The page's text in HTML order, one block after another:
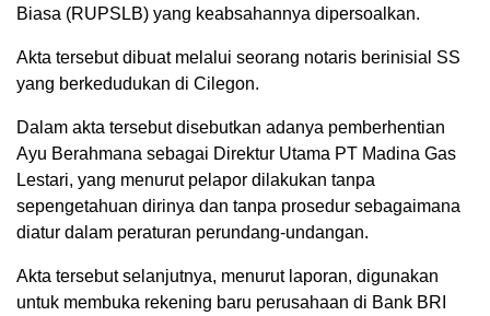
Biasa (RUPSLB) yang keabsahannya dipersoalkan.
Akta tersebut dibuat melalui seorang notaris berinisial SS
yang berkedudukan di Cilegon.
Dalam akta tersebut disebutkan adanya pemberhentian
Ayu Berahmana sebagai Direktur Utama PT Madina Gas
Lestari, yang menurut pelapor dilakukan tanpa
sepengetahuan dirinya dan tanpa prosedur sebagaimana
diatur dalam peraturan perundang-undangan.
Akta tersebut selanjutnya, menurut laporan, digunakan
untuk membuka rekening baru perusahaan di Bank BRI